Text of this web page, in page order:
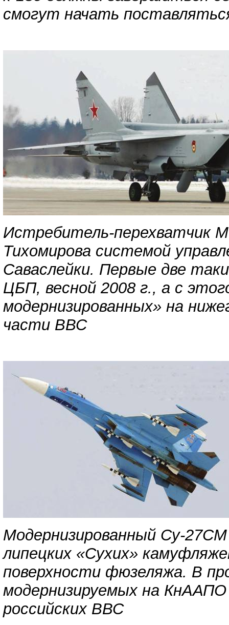
смогут начать
Истребитель-перехватчик
Тихомирова системой
Саваслейки. Первые две
ЦБП, весной 2008 г., а с
модернизированных» на
части ВВС
Модернизированный Су-
липецких «Сухих»
поверхности фюзеляжа. В
модернизируемых на
российских ВВС